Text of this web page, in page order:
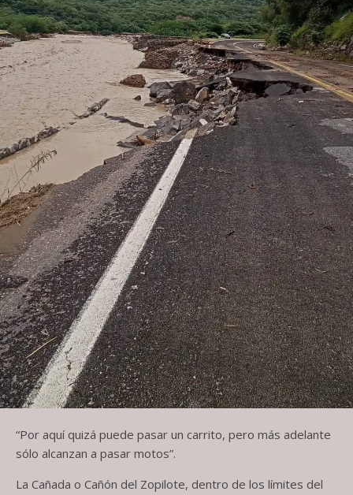
“Por aquí quizá puede pasar un carrito, pero más adelante
sólo alcanzan a pasar motos”.
La Cañada o Cañón del Zopilote, dentro de los límites del